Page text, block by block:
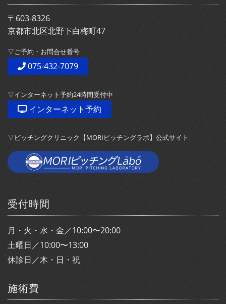
〒603-8326
京都市北区北野下白梅町47
▽ご予約・お問合せ番号
075-432-7079
▽インターネット予約24時間受付中
インターネット予約
▽ピッチングクリニック【MORIピッチングラボ】公式サイト
受付時間
月・火・水・金／10:00〜20:00
土曜日／10:00〜13:00
休診日／木・日・祝
施術費